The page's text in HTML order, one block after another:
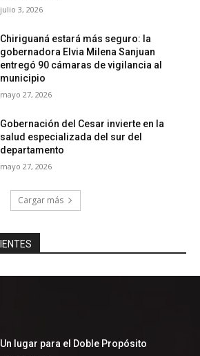
Un lugar para el Doble Propósito